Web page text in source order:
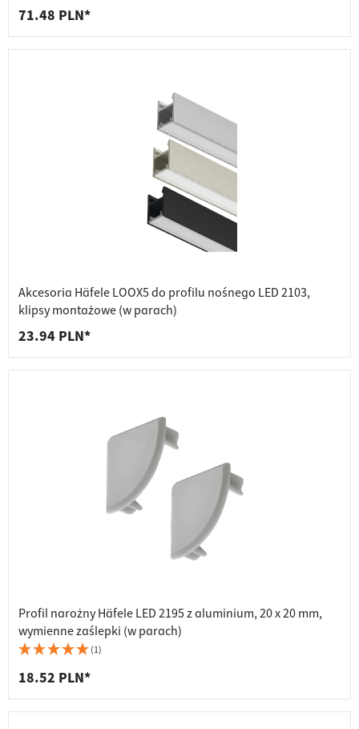
71.48 PLN*
Akcesoria Häfele LOOX5 do profilu nośnego LED 2103,
klipsy montażowe (w parach)
23.94 PLN*
Profil narożny Häfele LED 2195 z aluminium, 20 x 20 mm,
wymienne zaślepki (w parach)
(1)
18.52 PLN*